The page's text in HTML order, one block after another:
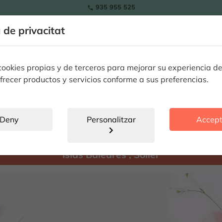
de privacitat
propias y de terceros para mejorar su experiencia
productos y servicios conforme a sus preferencias.
Deny Personalitzar
chevron_right
 935 955 525
RAMOS
Islas Baleares,Sóller